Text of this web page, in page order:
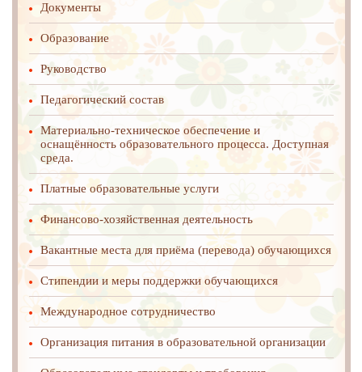
Документы
Образование
Руководство
Педагогический состав
Материально-техническое обеспечение и
оснащённость образовательного процесса. Доступная
среда.
Платные образовательные услуги
Финансово-хозяйственная деятельность
Вакантные места для приёма (перевода) обучающихся
Стипендии и меры поддержки обучающихся
Международное cотрудничество
Организация питания в образовательной организации